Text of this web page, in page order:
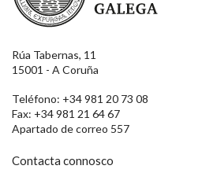
Rúa Tabernas, 11
15001 - A Coruña
Teléfono: +34 981 20 73 08
Fax: +34 981 21 64 67
Apartado de correo 557
Contacta connosco